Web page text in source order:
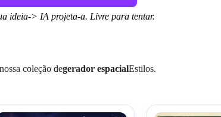
ideia-> IA projeta-a. Livre para tentar.
coleção degerador espacialEstilos.